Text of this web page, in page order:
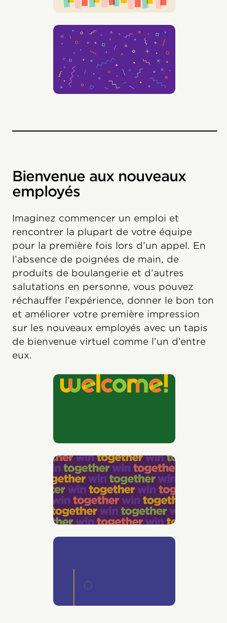
Bienvenue aux nouveaux
employés
Imaginez commencer un emploi et
rencontrer la plupart de votre équipe
pour la première fois lors d’un appel. En
l’absence de poignées de main, de
produits de boulangerie et d’autres
salutations en personne, vous pouvez
réchauffer l’expérience, donner le bon ton
et améliorer votre première impression
sur les nouveaux employés avec un tapis
de bienvenue virtuel comme l’un d’entre
eux.